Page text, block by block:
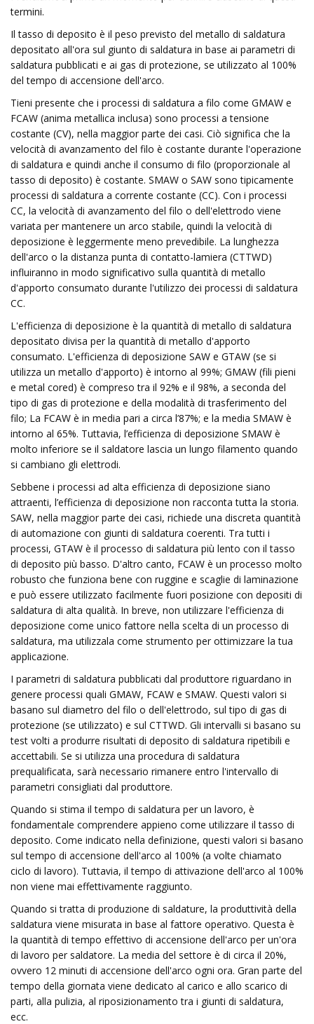
termini.
Il tasso di deposito è il peso previsto del metallo di saldatura
depositato all'ora sul giunto di saldatura in base ai parametri di
saldatura pubblicati e ai gas di protezione, se utilizzato al 100%
del tempo di accensione dell'arco.
Tieni presente che i processi di saldatura a filo come GMAW e
FCAW (anima metallica inclusa) sono processi a tensione
costante (CV), nella maggior parte dei casi. Ciò significa che la
velocità di avanzamento del filo è costante durante l'operazione
di saldatura e quindi anche il consumo di filo (proporzionale al
tasso di deposito) è costante. SMAW o SAW sono tipicamente
processi di saldatura a corrente costante (CC). Con i processi
CC, la velocità di avanzamento del filo o dell'elettrodo viene
variata per mantenere un arco stabile, quindi la velocità di
deposizione è leggermente meno prevedibile. La lunghezza
dell'arco o la distanza punta di contatto-lamiera (CTTWD)
influiranno in modo significativo sulla quantità di metallo
d'apporto consumato durante l'utilizzo dei processi di saldatura
CC.
L'efficienza di deposizione è la quantità di metallo di saldatura
depositato divisa per la quantità di metallo d'apporto
consumato. L'efficienza di deposizione SAW e GTAW (se si
utilizza un metallo d'apporto) è intorno al 99%; GMAW (fili pieni
e metal cored) è compreso tra il 92% e il 98%, a seconda del
tipo di gas di protezione e della modalità di trasferimento del
filo; La FCAW è in media pari a circa l’87%; e la media SMAW è
intorno al 65%. Tuttavia, l’efficienza di deposizione SMAW è
molto inferiore se il saldatore lascia un lungo filamento quando
si cambiano gli elettrodi.
Sebbene i processi ad alta efficienza di deposizione siano
attraenti, l’efficienza di deposizione non racconta tutta la storia.
SAW, nella maggior parte dei casi, richiede una discreta quantità
di automazione con giunti di saldatura coerenti. Tra tutti i
processi, GTAW è il processo di saldatura più lento con il tasso
di deposito più basso. D'altro canto, FCAW è un processo molto
robusto che funziona bene con ruggine e scaglie di laminazione
e può essere utilizzato facilmente fuori posizione con depositi di
saldatura di alta qualità. In breve, non utilizzare l'efficienza di
deposizione come unico fattore nella scelta di un processo di
saldatura, ma utilizzala come strumento per ottimizzare la tua
applicazione.
I parametri di saldatura pubblicati dal produttore riguardano in
genere processi quali GMAW, FCAW e SMAW. Questi valori si
basano sul diametro del filo o dell'elettrodo, sul tipo di gas di
protezione (se utilizzato) e sul CTTWD. Gli intervalli si basano su
test volti a produrre risultati di deposito di saldatura ripetibili e
accettabili. Se si utilizza una procedura di saldatura
prequalificata, sarà necessario rimanere entro l'intervallo di
parametri consigliati dal produttore.
Quando si stima il tempo di saldatura per un lavoro, è
fondamentale comprendere appieno come utilizzare il tasso di
deposito. Come indicato nella definizione, questi valori si basano
sul tempo di accensione dell'arco al 100% (a volte chiamato
ciclo di lavoro). Tuttavia, il tempo di attivazione dell'arco al 100%
non viene mai effettivamente raggiunto.
Quando si tratta di produzione di saldature, la produttività della
saldatura viene misurata in base al fattore operativo. Questa è
la quantità di tempo effettivo di accensione dell'arco per un'ora
di lavoro per saldatore. La media del settore è di circa il 20%,
ovvero 12 minuti di accensione dell'arco ogni ora. Gran parte del
tempo della giornata viene dedicato al carico e allo scarico di
parti, alla pulizia, al riposizionamento tra i giunti di saldatura,
ecc.